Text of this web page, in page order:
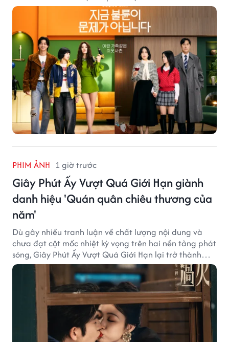
PHIM ẢNH 1 giờ trước
Giây Phút Ấy Vượt Quá Giới Hạn giành
danh hiệu 'Quán quân chiêu thương của
năm'
Dù gây nhiều tranh luận về chất lượng nội dung và
chưa đạt cột mốc nhiệt kỳ vọng trên hai nền tảng phát
sóng, Giây Phút Ấy Vượt Quá Giới Hạn lại trở thành
hiện tượng ở khía cạnh thương mại.